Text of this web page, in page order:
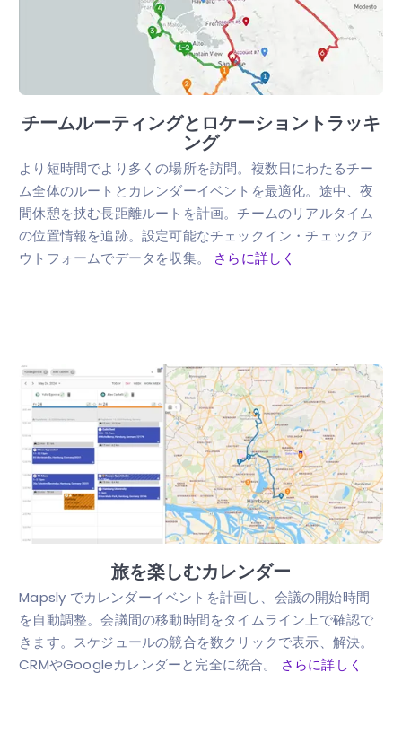
チームルーティングとロケーショントラッキ
ング
より短時間でより多くの場所を訪問。複数日にわたるチー
ム全体のルートとカレンダーイベントを最適化。途中、夜
間休憩を挟む長距離ルートを計画。チームのリアルタイム
の位置情報を追跡。設定可能なチェックイン・チェックア
ウトフォームでデータを収集。 さらに詳しく
旅を楽しむカレンダー
Mapsly でカレンダーイベントを計画し、会議の開始時間
を自動調整。会議間の移動時間をタイムライン上で確認で
きます。スケジュールの競合を数クリックで表示、解決。
CRMやGoogleカレンダーと完全に統合。
さらに詳しく